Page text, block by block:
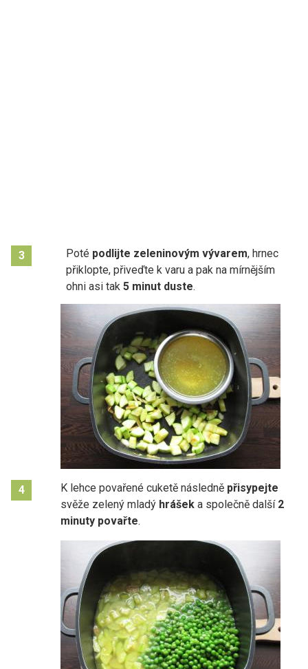
3 Poté podlijte zeleninovým vývarem, hrnec
přiklopte, přiveďte k varu a pak na mírnějším
ohni asi tak 5 minut duste.
4 K lehce povařené cuketě následně přisypejte
svěže zelený mladý hrášek a společně další 2
minuty povařte.